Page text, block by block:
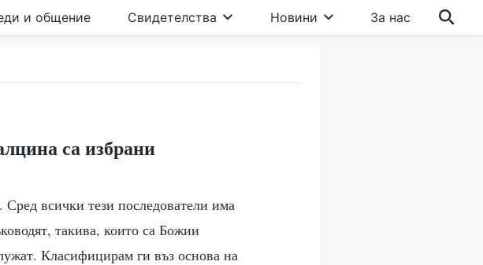
и общение Свидетелства Новини За нас
са избрани
всички тези последователи има
такива, които са Божии
Класифицирам ги въз основа на